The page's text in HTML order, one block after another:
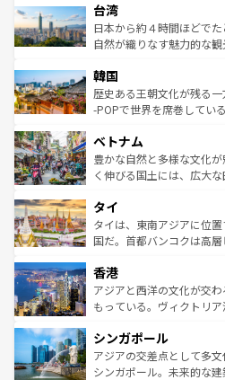
ならではの贅沢な旅のスタイルだ。 なお、
情報はコンテンツ一覧を参
れるおもてなしの心で訪れ
人々、おいしいローカル
ク、伝統的なフラダンス
ワイを、存分に味わってほしい。 なお、新着の
はコンテンツ一覧を参照
リアリーフや大陸中央部に
ク）、タスマニアの美し
ど、見どころがたくさん
いる。アクティビティも充
ビング、ハイキングなど
い。オーストラリアの多
参照してほしい。
台湾
日本から約４時間ほどで
自然が織りなす魅力的な
ン）、静ひつな山岳地帯で
と山間の静けさが共存し
驚きをもたらしてくれる
容にもいいと評判のスイー
が味わえる。 なお
照してほしい。
韓国
歴史ある王朝文化が残る
-POPで世界を席巻してい
き、地方に足を延ばせば四
できる。そして、キムチ
まで、さまざまな韓国料
リティに包まれながら、韓
わってみ
覧を参照してほしい。
ベトナム
豊かな自然と多様な文化
く伸びる国土には、広大
急速な発展と共に伝統が息
ーチミン市のフランス統
醸し出している。また、
とつ。フォーやバインミー
ひ現地で味わいたい。ど
が旅行者を迎えてくれる
参照してほしい。
タイ
タイは、東南アジアに位
国だ。首都バンコクは高
の活気が交差している。北
帯で自然と触れ合い、南
いビーチでリゾート気分
激する。気候は一年中温暖
が待っている。親しみや
た文化、そして多様な観
香港
アジアと西洋の文化が交
もっている。ヴィクトリ
み、どこを訪れても感動す
ており、効率よく見どこ
うな絶景から文化的な体
シンガポール
アジアの交差点として多
シンガポール。未来的な